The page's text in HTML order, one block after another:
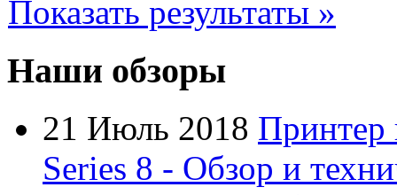
Cyborg(8)
Datex(1)
(4)
Dell(68)
Dex(3)
Показать результаты »
Наши обзоры
21 Июль 2018 Принтер
Series 8 - Обзор и